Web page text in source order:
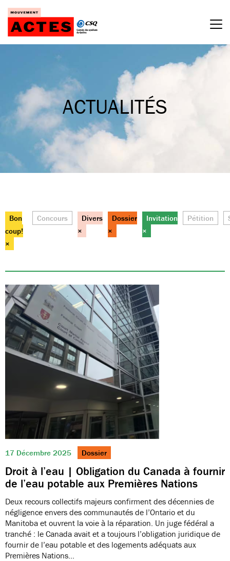
Passer
contenu
ACTUALITÉS
17 Décembre 2025 Dossier
Droit à l’eau | Obligation du Canada à fournir
de l’eau potable aux Premières Nations
Deux recours collectifs majeurs confirment des décennies de
négligence envers des communautés de l’Ontario et du
Manitoba et ouvrent la voie à la réparation. Un juge fédéral a
tranché : le Canada avait et a toujours l’obligation juridique de
fournir de l’eau potable et des logements adéquats aux
Premières Nations…
Bon
coup!
×
Concours
Divers
×
Dossier
×
Invitation
×
Pétition